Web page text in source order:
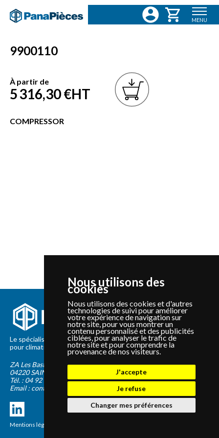
Nous utilisons des
cookies
Nous utilisons des cookies et d'autres
technologies de suivi pour améliorer
votre expérience de navigation sur
notre site, pour vous montrer un
contenu personnalisé et des publicités
ciblées, pour analyser le trafic de
notre site et pour comprendre la
provenance de nos visiteurs.
J'accepte
Je refuse
Changer mes préférences
MENU
9900110
À partir de
5 316,30 €HT
COMPRESSOR
Le spécialiste depuis 2012 de la vente de pièces détachées
pour climatisation et Pompe à Chaleur Panasonic et Sanyo
ZA Les Bastides Blanches
04220 SAINTE-TULLE
Tél. : 04 92 75 89 55
Email : contact@panapieces.com
Mentions légales